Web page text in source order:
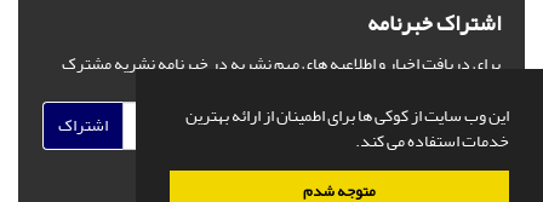
این وب سایت از کوکی ها برای اطمینان از ارائه بهترین
خدمات استفاده می کند.
متوجه شدم
اشتراک خبرنامه
برای دریافت اخبار و اطلاعیه های مهم نشریه در خبرنامه نشریه مشترک
اشتراک